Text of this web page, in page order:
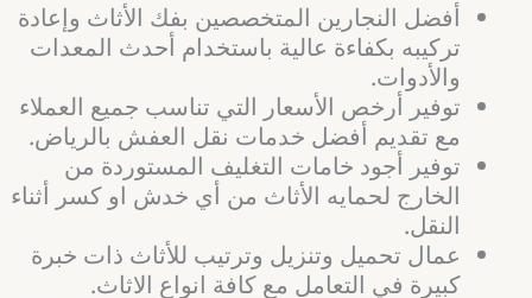
أفضل النجارين المتخصصين بفك الأثاث وإعادة
تركيبه بكفاءة عالية باستخدام أحدث المعدات
والأدوات.
توفير أرخص الأسعار التي تناسب جميع العملاء
مع تقديم أفضل خدمات نقل العفش بالرياض.
توفير أجود خامات التغليف المستوردة من
الخارج لحمايه الأثاث من أي خدش او كسر أثناء
النقل.
عمال تحميل وتنزيل وترتيب للأثاث ذات خبرة
كبيرة في التعامل مع كافة انواع الاثاث.